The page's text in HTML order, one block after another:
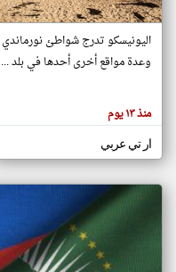
هنا عن
وجهة
كاتبيها.
اليونيسكو تدرج شواطئ نورماندي
وعدة مواقع أخرى أحدها في بلد ...
منذ ١٣ يوم
ار تي عربي